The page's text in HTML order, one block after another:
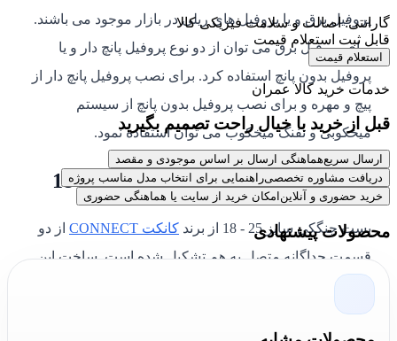
پروفیل برق و یا پروفیل های ریلی در بازار موجود می باشند.
برای پروفیل برق می توان از دو نوع پروفیل پانچ دار و یا
پروفیل بدون پانچ استفاده کرد. برای نصب پروفیل پانچ دار از
پیچ و مهره و برای نصب پروفیل بدون پانچ از سیستم
میخکوبی و تفنگ میخکوب می توان استفاده نمود.
مشخصات بست چنگکی سایز 25 - 18
بست چنگکی سایز 25 - 18 از برند کانکت CONNECT
از دو
قسمت جداگانه متصل به هم تشکیل شده است. ساخت این
محصول در کشور ایران صورت می گیرد. در قسمت فلزی
گارانتی: اصالت و سلامت فیزیکی کالا
قابل ثبت استعلام قیمت
استعلام قیمت
خدمات خرید کالا عمران
قبل از خرید با خیال راحت تصمیم بگیرید
ارسال سریعهماهنگی ارسال بر اساس موجودی و مقصد
دریافت مشاوره تخصصیراهنمایی برای انتخاب مدل مناسب پروژه
خرید حضوری و آنلاین امکان خرید از سایت یا هماهنگی حضوری
محصولات پیشنهادی